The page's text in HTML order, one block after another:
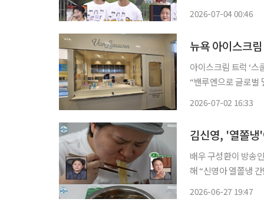
2026-07-04 00:46
아이스크림 트럭 ‘스
“밴루엔으로 글로벌 멀티 브랜드로 성장” 미
2026-07-02 16:33
배우 구성환이 방송인 김신영의 레
해 “신영아 열쫄냉 간
2026-06-27 19:47